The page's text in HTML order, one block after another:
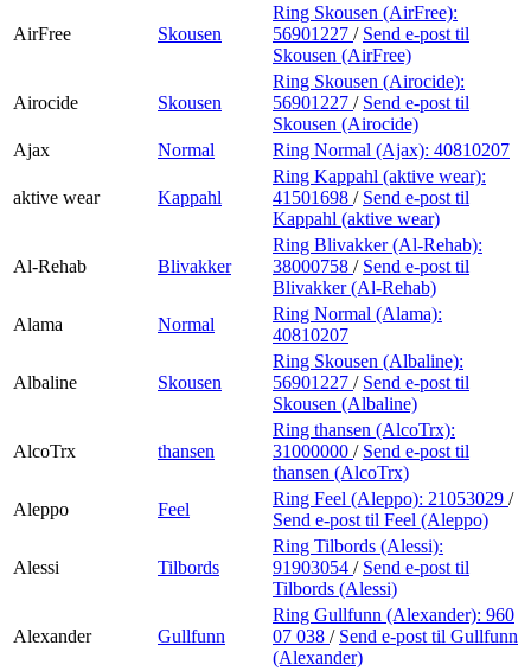
AirFree Skousen
Ring Skousen (AirFree):
56901227 / Send e-post til
Skousen (AirFree)
Airocide Skousen
Ring Skousen (Airocide):
56901227 / Send e-post til
Skousen (Airocide)
Ajax
Normal Ring Normal (Ajax): 40810207
aktive wear Kappahl
Ring Kappahl (aktive wear):
41501698 / Send e-post til
Kappahl (aktive wear)
Al-Rehab Blivakker
Ring Blivakker (Al-Rehab):
38000758 / Send e-post til
Blivakker (Al-Rehab)
Alama
Normal
Ring Normal (Alama):
40810207
Albaline Skousen
Ring Skousen (Albaline):
56901227 / Send e-post til
Skousen (Albaline)
AlcoTrx thansen
Ring thansen (AlcoTrx):
31000000 / Send e-post til
thansen (AlcoTrx)
Aleppo
Feel
Ring Feel (Aleppo): 21053029 /
Send e-post til Feel (Aleppo)
Alessi Tilbords
Ring Tilbords (Alessi):
91903054 / Send e-post til
Tilbords (Alessi)
Alexander Gullfunn
Ring Gullfunn (Alexander): 960
07 038 / Send e-post til Gullfunn
(Alexander)